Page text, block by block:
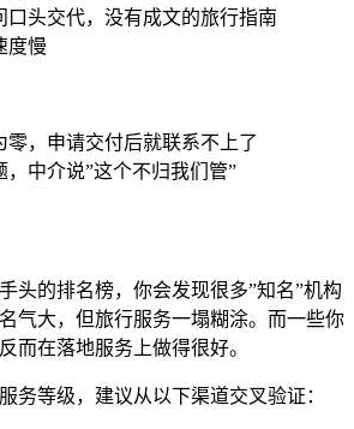
口头交代，没有成文的旅行指南
度慢
零，申请交付后就联系不上了
，中介说”这个不归我们管”
头的排名榜，你会发现很多”知名”机构
大，但旅行服务一塌糊涂。而一些你
而在落地服务上做得很好。
务等级，建议从以下渠道交叉验证：